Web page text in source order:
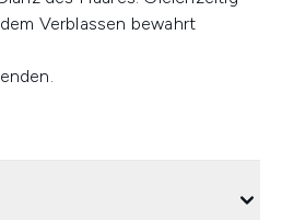
Verblassen bewahrt